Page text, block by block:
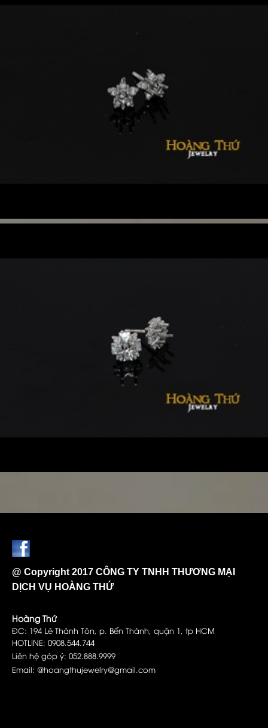
@ Copyright 2017 CÔNG TY TNHH THƯƠNG MẠI
DỊCH VỤ HOÀNG THỨ
Hoàng Thứ
ĐC: 194 Lê Thánh Tôn, p. Bến Thành, quận 1, tp HCM
HOTLINE: 0908.544.744
Liên hệ góp ý: 052.888.9999
Email: @hoangthujewelry@gmail.com